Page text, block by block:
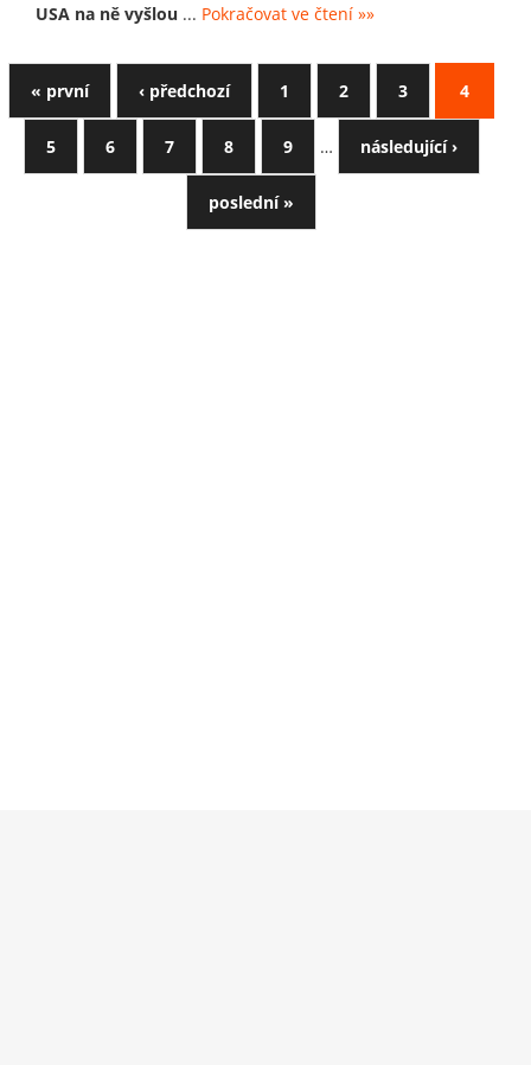
USA na ně vyšlou ... Pokračovat ve čtení »»
« první ‹ předchozí 1 2 3 4
5 6 7 8 9 … následující ›
poslední »